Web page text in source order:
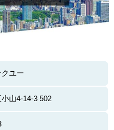
ユー
山4-14-3 502